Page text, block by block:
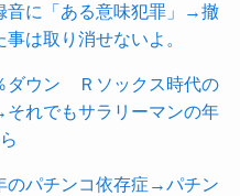
音に「ある意味犯罪」→撤
は取り消せないよ。
ダウン Ｒソックス時代の
れでもサラリーマンの年
のパチンコ依存症→パチン